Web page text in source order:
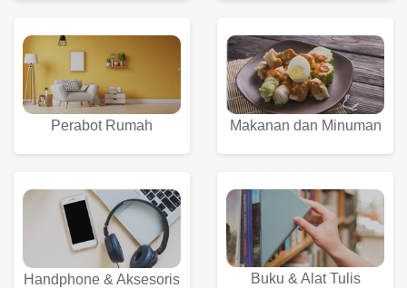
Perabot Rumah Makanan dan Minuman
Handphone & Aksesoris Buku & Alat Tulis